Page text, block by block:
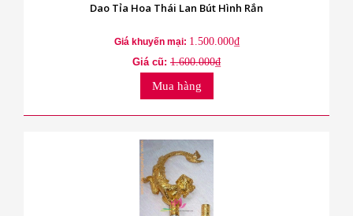
Dao Tỉa Hoa Thái Lan Bút Hình Rắn
Giá khuyến mại: 1.500.000₫
Giá cũ: 1.600.000₫
Mua hàng